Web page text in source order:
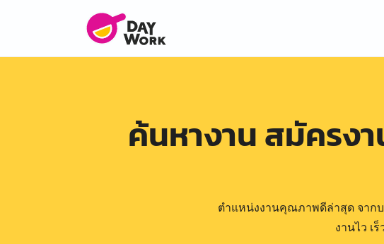
ค้นหางาน สมัครง
ตำแหน่งงานคุณภาพดีล่าสุด จาก
งานไว เ